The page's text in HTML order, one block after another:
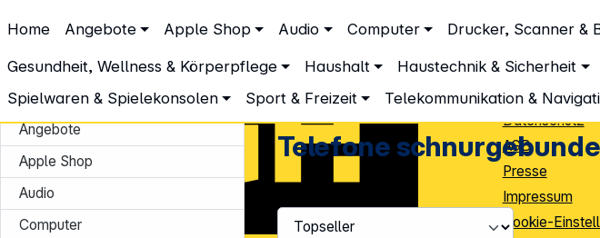
Home Angebote Apple Shop Audio Computer Drucker, Scanner &
Gesundheit, Wellness & Körperpflege Haushalt Haustechnik & Sicherheit
Spielwaren & Spielekonsolen
Sport & Freizeit Telekommunikation &
Telekommunikation & Navigation Festnetztelefone & Zubehör Telefone schnurgebunden
Telefone schnurgebunden
Angebote
Apple Shop
Audio
Computer
Telefone
Unsere
Beratung
Datenschutz
AGB
Presse
Impressum
Cookie-